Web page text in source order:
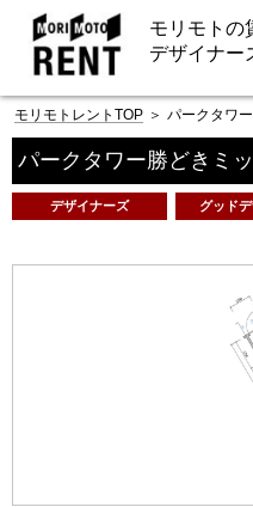
モリモトの
デザイナー
モリモトレントTOP ＞ パークタワ
パークタワー勝どきミ
デザイナーズ グッド